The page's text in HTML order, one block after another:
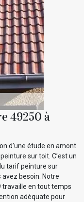
49250 à
d’une étude en amont
sur toit. C’est un
tarif peinture sur
besoin. Notre
travaille en tout temps
adéquate pour